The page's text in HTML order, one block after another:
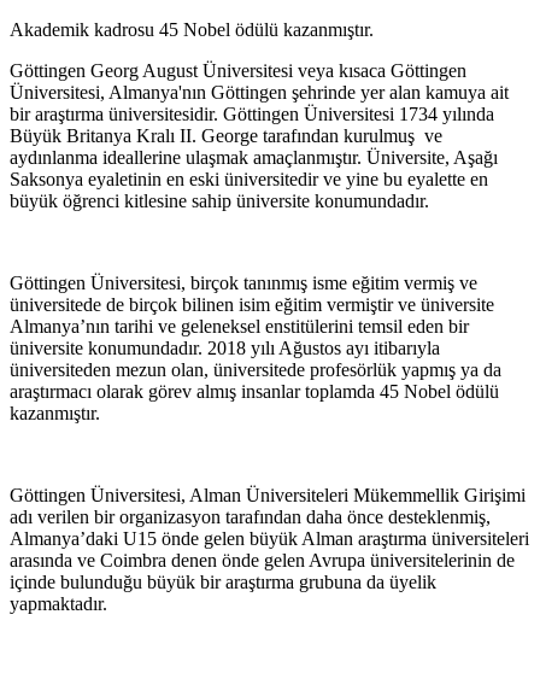
Akademik kadrosu 45 Nobel ödülü kazanmıştır.
Göttingen Georg August Üniversitesi veya kısaca Göttingen
Üniversitesi, Almanya'nın Göttingen şehrinde yer alan kamuya ait
bir araştırma üniversitesidir. Göttingen Üniversitesi 1734 yılında
Büyük Britanya Kralı II. George tarafından kurulmuş ve
aydınlanma ideallerine ulaşmak amaçlanmıştır. Üniversite, Aşağı
Saksonya eyaletinin en eski üniversitedir ve yine bu eyalette en
büyük öğrenci kitlesine sahip üniversite konumundadır.
Göttingen Üniversitesi, birçok tanınmış isme eğitim vermiş ve
üniversitede de birçok bilinen isim eğitim vermiştir ve üniversite
Almanya’nın tarihi ve geleneksel enstitülerini temsil eden bir
üniversite konumundadır. 2018 yılı Ağustos ayı itibarıyla
üniversiteden mezun olan, üniversitede profesörlük yapmış ya da
araştırmacı olarak görev almış insanlar toplamda 45 Nobel ödülü
kazanmıştır.
Göttingen Üniversitesi, Alman Üniversiteleri Mükemmellik Girişimi
adı verilen bir organizasyon tarafından daha önce desteklenmiş,
Almanya’daki U15 önde gelen büyük Alman araştırma üniversiteleri
arasında ve Coimbra denen önde gelen Avrupa üniversitelerinin de
içinde bulunduğu büyük bir araştırma grubuna da üyelik
yapmaktadır.